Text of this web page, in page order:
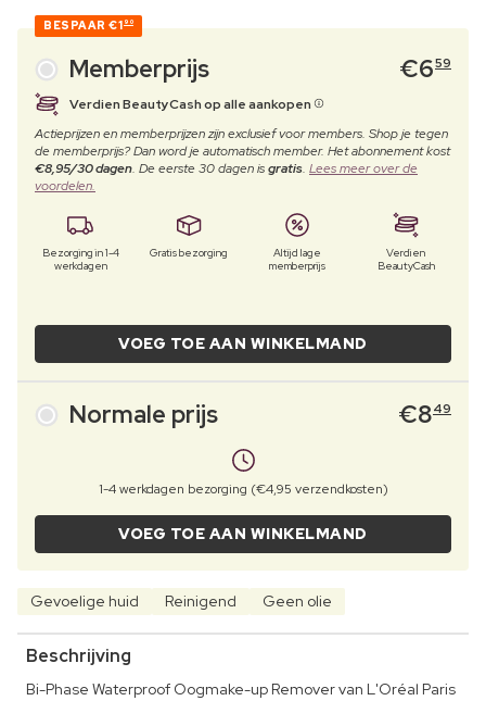
BESPAAR €1 90
Memberprijs €659
Verdien BeautyCash op alle aankopen
Actieprijzen en memberprijzen zijn exclusief voor members. Shop je tegen
de memberprijs? Dan word je automatisch member. Het abonnement kost
€8,95/30 dagen. De eerste 30 dagen isgratis. Lees meer over de
voordelen.
Bezorging in 1-4
werkdagen
Gratis bezorging
Altijd lage
memberprijs
Verdien
BeautyCash
VOEG TOE AAN WINKELMAND
Normale prijs €849
1-4 werkdagen bezorging (€4,95 verzendkosten)
VOEG TOE AAN WINKELMAND
Gevoelige huid Reinigend Geen olie
Beschrijving
Bi-Phase Waterproof Oogmake-up Remover van L'Oréal Paris